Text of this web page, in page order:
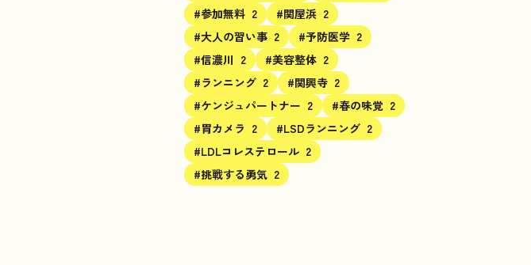
#参加無料 2 #関屋浜 2
#大人の習い事 2 #予防医学 2
#信濃川 2 #美容整体 2
#ランニング 2 #関興寺 2
#ケンジュパートナー 2 #春の味覚 2
#胃カメラ 2 #LSDランニング 2
#LDLコレステロール 2
#挑戦する勇気 2